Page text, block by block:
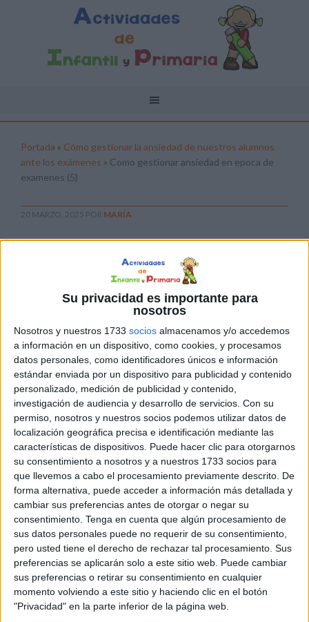
Su privacidad es importante para
nosotros
Nosotros y nuestros 1733 socios almacenamos y/o accedemos
a información en un dispositivo, como cookies, y procesamos
datos personales, como identificadores únicos e información
estándar enviada por un dispositivo para publicidad y contenido
personalizado, medición de publicidad y contenido,
investigación de audiencia y desarrollo de servicios. Con su
permiso, nosotros y nuestros socios podemos utilizar datos de
localización geográfica precisa e identificación mediante las
características de dispositivos. Puede hacer clic para otorgarnos
su consentimiento a nosotros y a nuestros 1733 socios para
que llevemos a cabo el procesamiento previamente descrito. De
forma alternativa, puede acceder a información más detallada y
cambiar sus preferencias antes de otorgar o negar su
consentimiento. Tenga en cuenta que algún procesamiento de
sus datos personales puede no requerir de su consentimiento,
pero usted tiene el derecho de rechazar tal procesamiento. Sus
preferencias se aplicarán solo a este sitio web. Puede cambiar
sus preferencias o retirar su consentimiento en cualquier
momento volviendo a este sitio y haciendo clic en el botón
"Privacidad" en la parte inferior de la página web.
Portada » Cómo gestionar la ansiedad de nuestros alumnos
ante los exámenes » Como gestionar ansiedad en epoca de
examenes (5)
20 MARZO, 2025 POR MARÍA
de examenes (5)
Pulsa sobre el enlace para descargar el